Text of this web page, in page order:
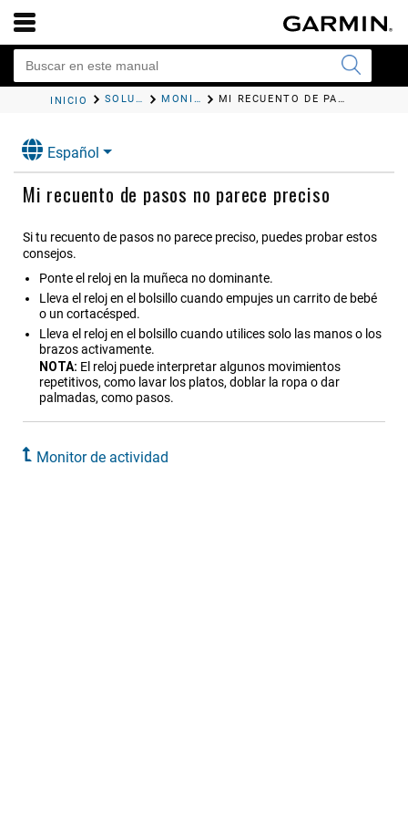
INICIO SOLUCIÓN DE PROBLEMAS MONITOR DE ACTIVIDAD MI RECUENTO DE PASOS NO PARECE PRECISO
Español
Mi recuento de pasos no parece preciso
Si tu recuento de pasos no parece preciso, puedes probar estos
consejos.
Ponte el reloj en la muñeca no dominante.
Lleva el reloj en el bolsillo cuando empujes un carrito de bebé
o un cortacésped.
Lleva el reloj en el bolsillo cuando utilices solo las manos o los
brazos activamente.
NOTA: El reloj puede interpretar algunos movimientos
repetitivos, como lavar los platos, doblar la ropa o dar
palmadas, como pasos.
Monitor de actividad